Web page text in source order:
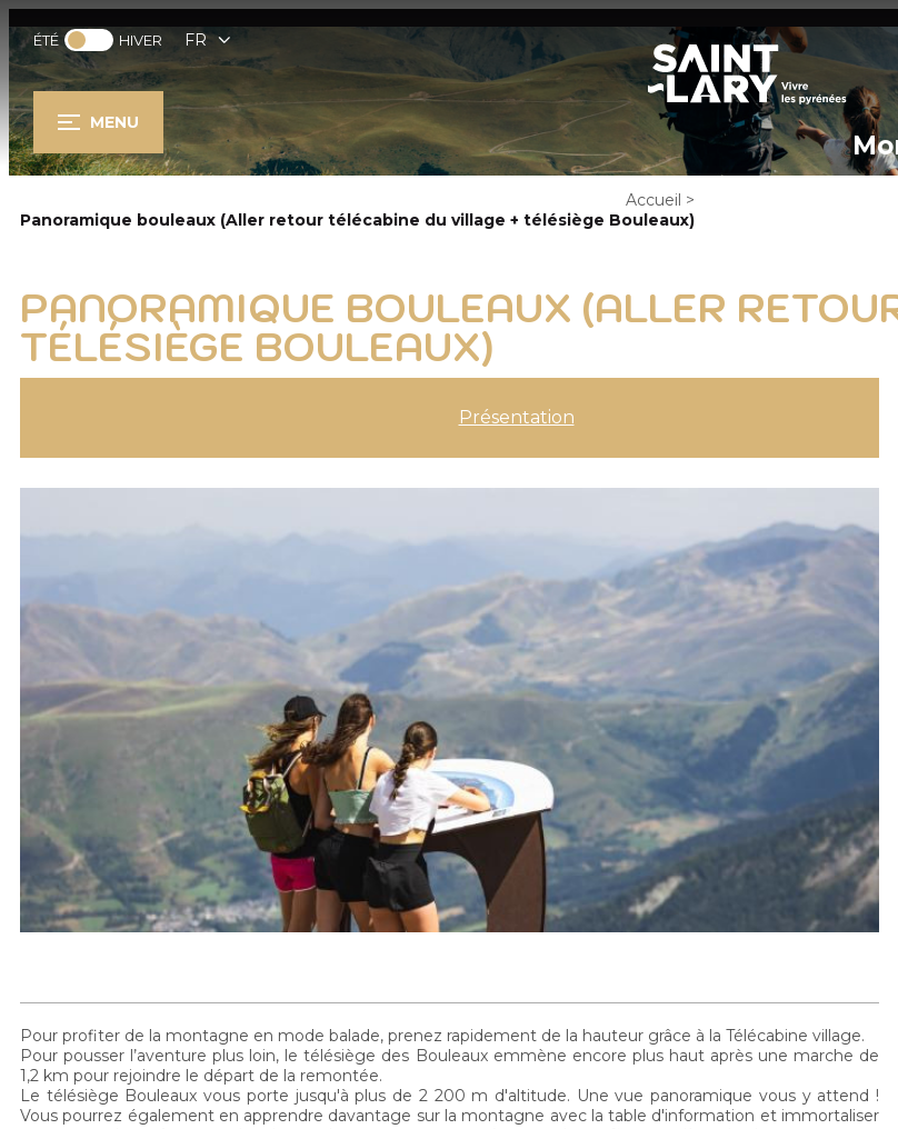
ÉTÉ HIVER FR
MENU
Accueil >
Panoramique bouleaux (Aller retour télécabine du village + télésiège Bouleaux)
PANORAMIQUE BOULEAUX (ALLER
TÉLÉSIÈGE BOULEAUX)
Présentation
Pour profiter de la montagne en mode balade, prenez rapidement de la hauteur grâce à la Télécabine village.
Pour pousser l’aventure plus loin, le télésiège des Bouleaux emmène encore plus haut après une marche de
1,2 km pour rejoindre le départ de la remontée.
Le télésiège Bouleaux vous porte jusqu'à plus de 2 200 m d'altitude. Une vue panoramique vous y attend !
Vous pourrez également en apprendre davantage sur la montagne avec la table d'information et immortaliser